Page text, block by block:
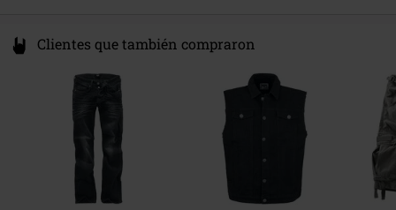
Clientes que también compraron